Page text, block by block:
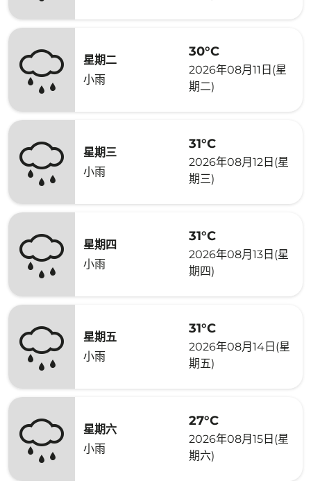
星期二
小雨
30°C
2026年08月11日(星
期二)
星期三
小雨
31°C
2026年08月12日(星
期三)
星期四
小雨
31°C
2026年08月13日(星
期四)
星期五
小雨
31°C
2026年08月14日(星
期五)
星期六
小雨
27°C
2026年08月15日(星
期六)